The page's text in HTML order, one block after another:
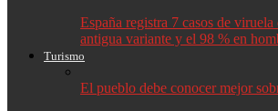
España registra 7 casos de
antigua variante y el 98 % en
Turismo
El pueblo debe conocer mejor